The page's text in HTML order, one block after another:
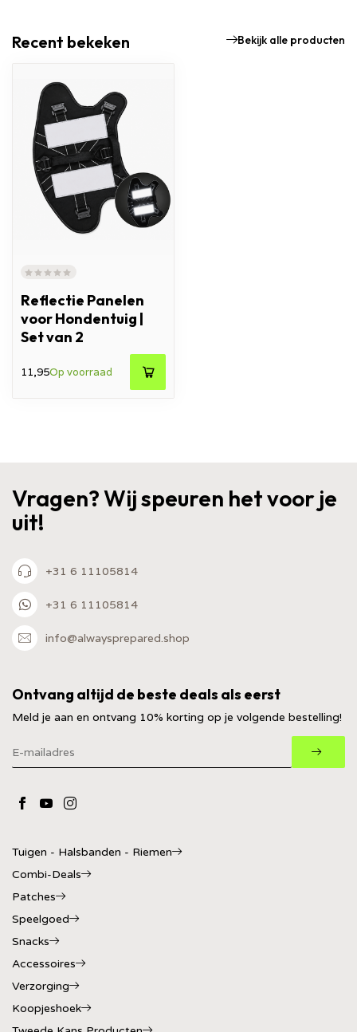
Recent bekeken Bekijk alle producten
Reflectie Panelen
voor Hondentuig |
Set van 2
11,95Op voorraad
Vragen? Wij speuren het voor je
uit!
+31 6 11105814
+31 6 11105814
info@alwaysprepared.shop
Ontvang altijd de beste deals als eerst
Meld je aan en ontvang 10% korting op je volgende bestelling!
Tuigen - Halsbanden - Riemen
Combi-Deals
Patches
Speelgoed
Snacks
Accessoires
Verzorging
Koopjeshoek